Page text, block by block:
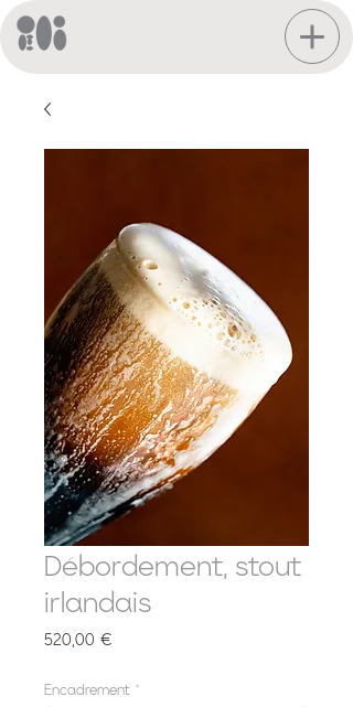
Débordement, stout
irlandais
520,00 €Prix
Encadrement *